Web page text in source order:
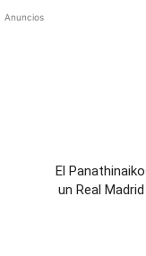
Anuncios
El
un Real